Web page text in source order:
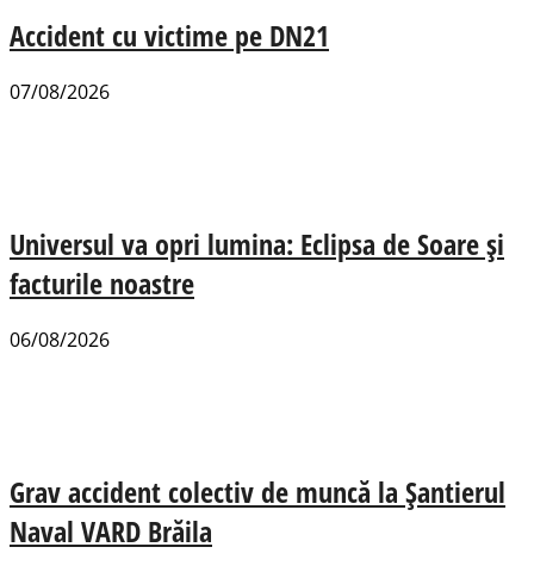
Accident cu victime pe DN21
07/08/2026
Universul va opri lumina: Eclipsa de Soare și
facturile noastre
06/08/2026
Grav accident colectiv de muncă la Șantierul
Naval VARD Brăila